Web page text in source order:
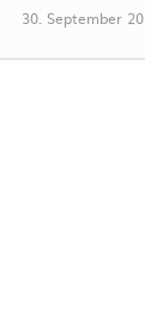
30. September